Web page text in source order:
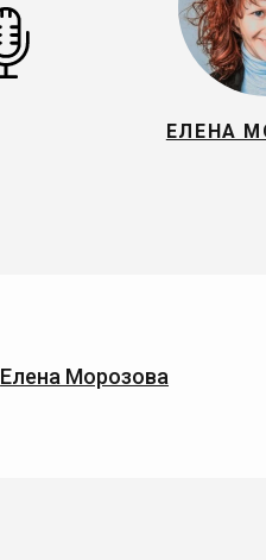
ЕЛЕНА
Елена Морозова